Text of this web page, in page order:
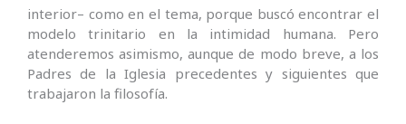
interior– como en el tema, porque buscó encontrar el
modelo trinitario en la intimidad humana. Pero
atenderemos asimismo, aunque de modo breve, a los
Padres de la Iglesia precedentes y siguientes que
trabajaron la filosofía.